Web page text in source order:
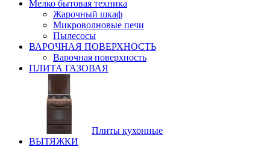
Мелко бытовая техника
Жарочный шкаф
Микроволновые печи
Пылесосы
ВАРОЧНАЯ ПОВЕРХНОСТЬ
Варочная поверхность
ПЛИТА ГАЗОВАЯ
Плиты кухонные
ВЫТЯЖКИ